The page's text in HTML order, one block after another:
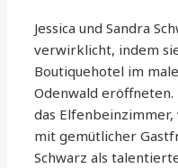
Jessica und Sandra
verwirklicht, indem
Boutiquehotel im
Odenwald eröffneten.
das
mit gemütlicher
Schwarz als